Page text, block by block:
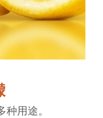
用途。